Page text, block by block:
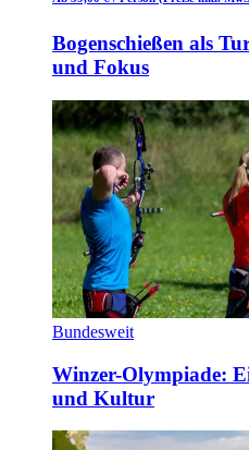
Bogenschießen als
und Fokus
Bundesweit
Winzer-Olympiade:
und Kultur